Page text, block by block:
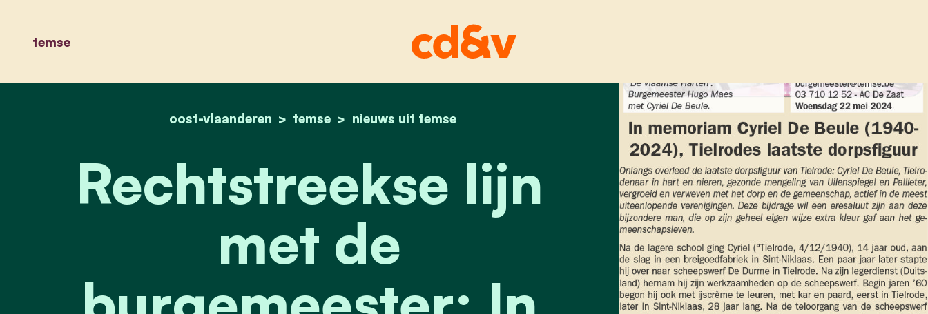
temse
home
oost-vlaanderen temse nieuws uit temse
rechtstreekse lijn met de burgemeester: in memoriam cyriel de beule, tielrodes laatste
Rechtstreekse lijn
met de